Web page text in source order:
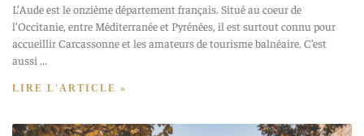
L’Aude est le onzième département français. Situé au coeur de
l’Occitanie, entre Méditerranée et Pyrénées, il est surtout connu pour
accueillir Carcassonne et les amateurs de tourisme balnéaire. C’est
aussi
LIRE L'ARTICLE »